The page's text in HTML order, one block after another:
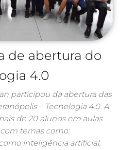
de abertura do
4.0
participou da abertura das
– Tecnologia 4.0. A
de 20 alunos em aulas
temas como:
inteligência artificial,